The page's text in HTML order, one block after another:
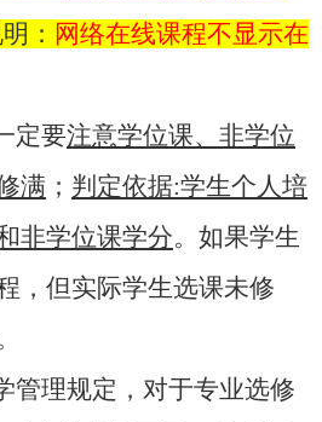
： 网络在线课程不显示在
定要注意学位课、非学位
满 ； 判定依据:学生个人培
非学位课学分。如果学生
，但实际学生选课未修
管理规定，对于专业选修